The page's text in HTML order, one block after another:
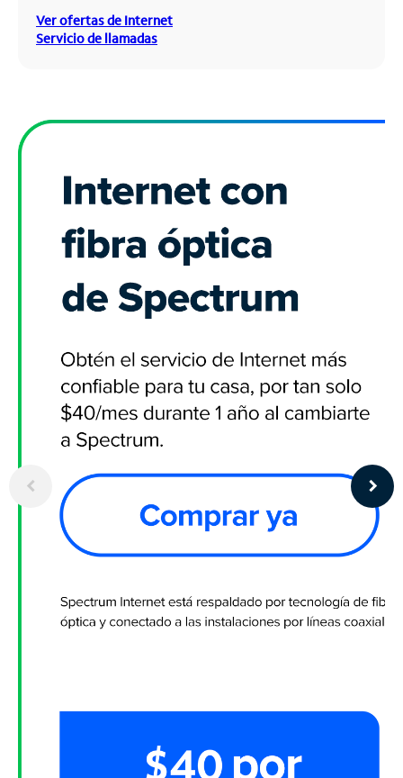
Ver ofertas de Internet
Servicio de llamadas